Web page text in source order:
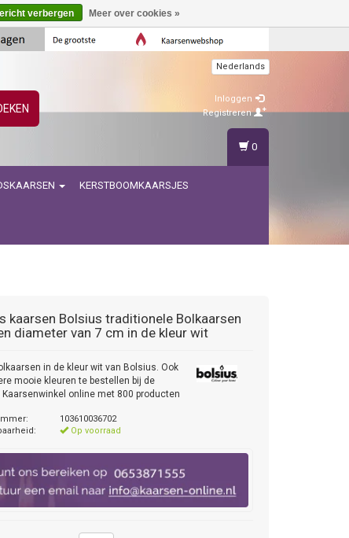
Nederlands
Inloggen
Registreren
KERSTBOOMKAARSJES
0
kaarsen Bolsius traditionele Bolkaarsen
diameter van 7 cm in de kleur wit
in de kleur wit van Bolsius. Ook
mooie kleuren te bestellen bij de
online met 800 producten
103610036702
Op voorraad
verbergen Meer over cookies »